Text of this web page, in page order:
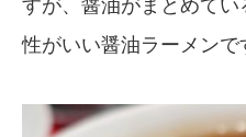
すが、醤油がまとめて
性がいい醤油ラーメンで